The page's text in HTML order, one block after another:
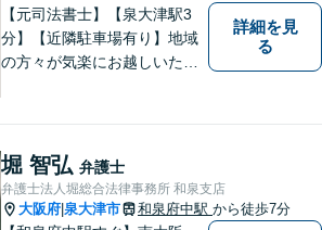
【元司法書士】【泉大津駅3
分】【近隣駐車場有り】地域
の方々が気楽にお越しいただ
かどうかも含めて、まずはお
気軽にご相談ください。
詳細を見
る
堀 智弘 弁護士
弁護士法人堀総合法律事務所 和泉支店
大阪府 泉大津市 和泉府中駅 から徒歩7分